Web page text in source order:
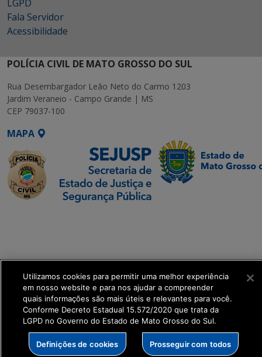
LGPD
Fala Servidor
Acessibilidade
POLÍCIA CIVIL DE MATO GROSSO DO SUL
Rua Desembargador Leão Neto do Carmo 1203
Jardim Veraneio - Campo Grande | MS
CEP 79037-100
MAPA
get_footer();
Utilizamos cookies para permitir uma melhor experiência
em nosso website e para nos ajudar a compreender
quais informações são mais úteis e relevantes para você.
Conforme Decreto Estadual 15.572/2020 que trata da
LGPD no Governo do Estado de Mato Grosso do Sul.
Definições de cookies Prosseguir com todos